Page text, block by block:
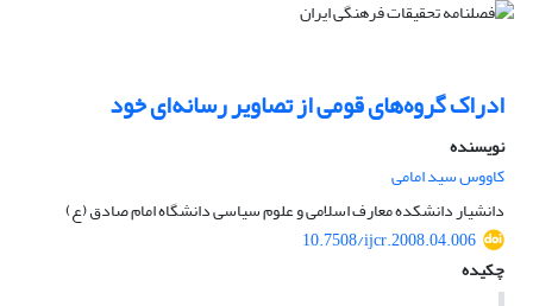
ادراک گروه‌های قومی از تصاویر رسانه‌ای خود
نویسنده
کاووس سید امامی
دانشیار دانشکده معارف اسلامی و علوم سیاسی دانشگاه امام صادق (ع)
10.7508/ijcr.2008.04.006
چکیده